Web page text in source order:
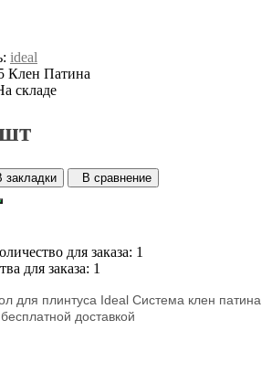
ideal
Клен Патина
складе
закладки В сравнение
для заказа: 1
для заказа: 1
для плинтуса Ideal Система клен патина
доставкой